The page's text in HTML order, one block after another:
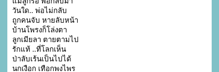
วันใด.. พ่อไม่กลับ
ถูกคนจับ หายลับหน้า
บ้านโพรงก็โล่งตา
ลูกเมียลา ตายตามไป
รักแท้ ..ที่โลกเห็น
ป่าลับเร้นเป็นไปได้
นกเงือก เทือกพงไพร